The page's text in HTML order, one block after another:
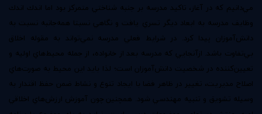
مي‌دانيم كه در آغاز، تاكيد مدرسه بر جنبه شناختي متمركز بود اما اندك اندك
وظايف مدرسه به ابعاد ديگر تسري يافت و نگاهي نسبتا همه‌جانبه نسبت به
دانش‌آموزان پيدا كرد. در شرايط فعلي مدرسه نمي‌تواند به مقوله اخلاق
بي‌تفاوت باشد. ازآنجايي كه مدرسه بعد از خانواده، از جمله محيط‌هاي اوليه و
تعيين‌كننده در شخصيت دانش‌آموزان است؛ لذا بايد اين محيط به صورت‌هاي
اصلاح مديريت، تغيير در ظاهر فضا با ايجاد تنوع و نشاط ضمن حفظ اقتدار به
وسيله تشويق و تنبيه مهندسي شود. همچنين چون آموزش ارزش‌هاي اخلاقي